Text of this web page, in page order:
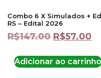
Combo 6 X Simulados +
RS – Edital 2026
R$147.00 R$57.00
Adicionar ao carrinho